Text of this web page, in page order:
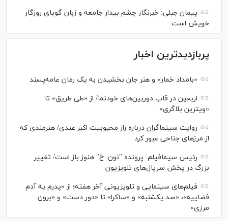
پیمان جبلی: خبرنگار چشم بیدار جامعه و زبان گویای روزگار
خویش است
پربازدیدترین اخبار
«بامداد خمار» و هنر جان بخشیدن به یک رمان عامه‌پسند
اربعین در قاب دوربین‌های خودنما/ از «طی طریق» تا
«ویترین بلاگری»
روایت سینماگران درباره راز محبوبیت اکبر عبدی/ هنرمندی که
از مرزهای جناحی عبور کرد
رئیس سیمافیلم: پرونده "نون. خ" هنوز باز است/ تغییر
بزرگ در پخش سریال‌های تلویزیون
فیلم‌های سینمایی و تلویزیونی آخر هفته؛ از «پدرم یه آدم
فضاییه»، «صد یکشنبه» و «ساکرا» تا «دور دست» و «برون
مرزی»